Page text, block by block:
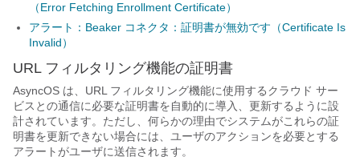
（Error Fetching Enrollment Certificate）
アラート：Beaker コネクタ：証明書が無効です（Certificate Is
Invalid）
URL フィルタリング機能の証明書
AsyncOS は、URL フィルタリング機能に使用するクラウド サー
ビスとの通信に必要な証明書を自動的に導入、更新するように設
計されています。ただし、何らかの理由でシステムがこれらの証
明書を更新できない場合には、ユーザのアクションを必要とする
アラートがユーザに送信されます。